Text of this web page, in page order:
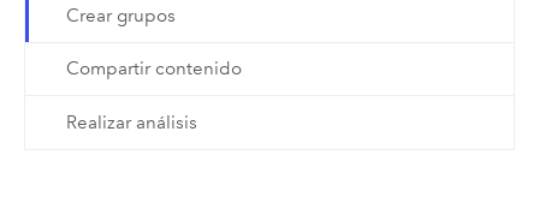
Crear grupos
Compartir contenido
Realizar análisis